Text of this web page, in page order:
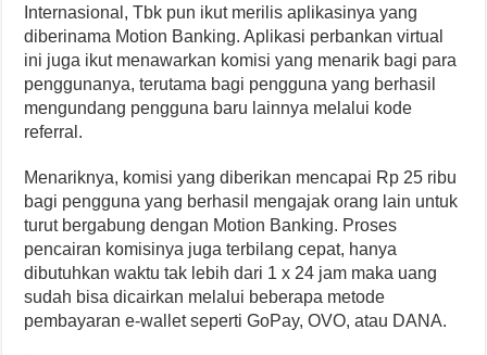
Internasional, Tbk pun ikut merilis aplikasinya yang
diberinama Motion Banking. Aplikasi perbankan virtual
ini juga ikut menawarkan komisi yang menarik bagi para
penggunanya, terutama bagi pengguna yang berhasil
mengundang pengguna baru lainnya melalui kode
referral.
Menariknya, komisi yang diberikan mencapai Rp 25 ribu
bagi pengguna yang berhasil mengajak orang lain untuk
turut bergabung dengan Motion Banking. Proses
pencairan komisinya juga terbilang cepat, hanya
dibutuhkan waktu tak lebih dari 1 x 24 jam maka uang
sudah bisa dicairkan melalui beberapa metode
pembayaran e-wallet seperti GoPay, OVO, atau DANA.